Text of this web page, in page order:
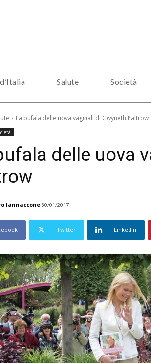
Salute Società
La bufala delle uova vaginali di Gwyneth Paltrow
delle uova
Iannaccone 30/01/2017
Twitter Linkedin